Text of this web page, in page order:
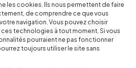
les cookies. Ils nous permettent de faire
de comprendre ce que vous
navigation. Vous pouvez choisir
technologies à tout moment. Si vous
pourraient ne pas fonctionner
toujours utiliser le site sans